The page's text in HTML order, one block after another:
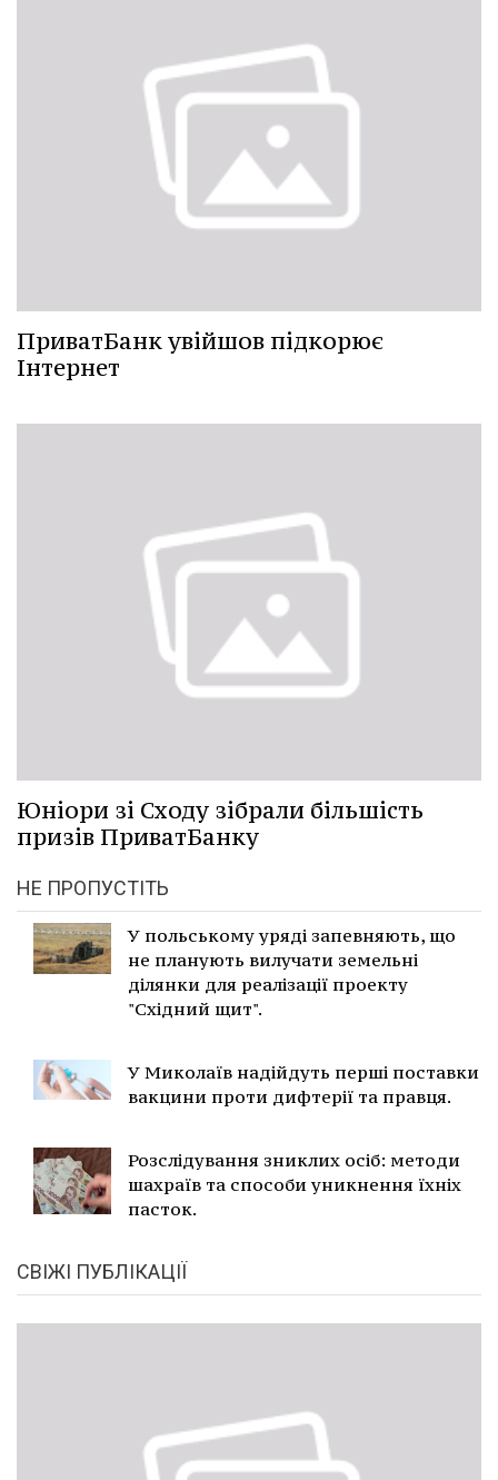
ПриватБанк увійшов підкорює
Інтернет
Юніори зі Сходу зібрали більшість
призів ПриватБанку
НЕ ПРОПУСТІТЬ
У польському уряді запевняють, що
не планують вилучати земельні
ділянки для реалізації проекту
"Східний щит".
У Миколаїв надійдуть перші поставки
вакцини проти дифтерії та правця.
Розслідування зниклих осіб: методи
шахраїв та способи уникнення їхніх
пасток.
СВІЖІ ПУБЛІКАЦІЇ